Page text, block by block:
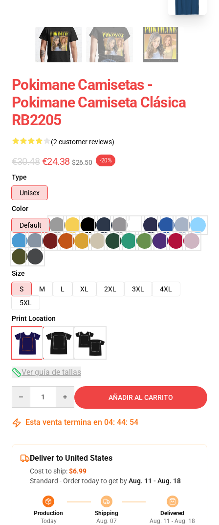
Pokimane Camisetas -
Pokimane Camiseta Clásica
RB2205
(2 customer reviews)
€30.48 €24.38 $26.50 -20%
Type
Unisex
Color
Default
Size
S
M L XL 2XL 3XL
4XL
5XL
Print Location
Ver guía de tallas
AÑADIR AL CARRITO
Esta venta termina en 04: 44: 54
Deliver to United States
Cost to ship:$6.99
Standard - Order today to get byAug. 11 - Aug. 18
Production
Today
Shipping
Aug. 07
Delivered
Aug. 11 - Aug. 18